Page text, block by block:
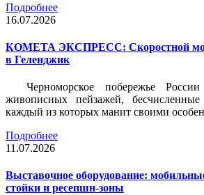
Подробнее
16.07.2026
КОМЕТА ЭКСПРЕСС: Скоростной
в Геленджик
Черноморское побережье
живописных пейзажей,
каждый из которых манит своими
Подробнее
11.07.2026
Выставочное оборудование:
стойки и ресепшн-зоны